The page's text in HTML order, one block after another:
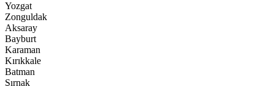
Yozgat
Zonguldak
Aksaray
Bayburt
Karaman
Kırıkkale
Batman
Şırnak